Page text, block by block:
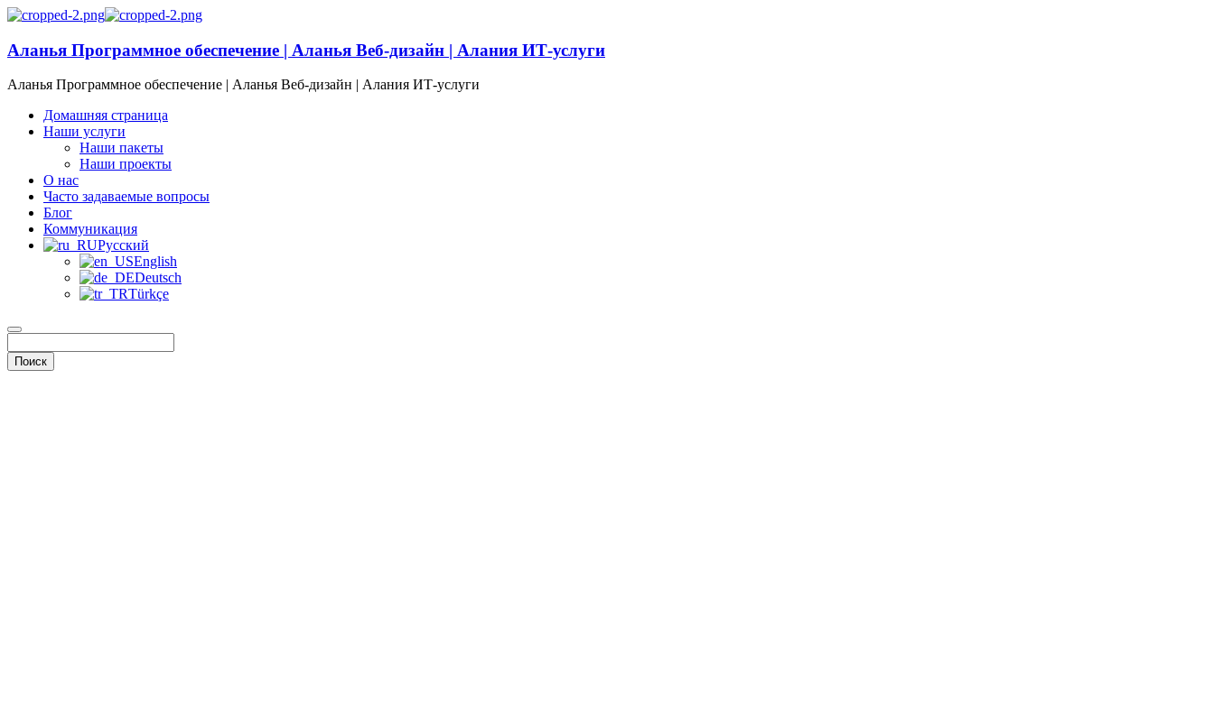
Аланья Программное обеспечение | Аланья Веб-дизайн | Алания ИТ-услуги
Аланья Программное обеспечение | Аланья Веб-дизайн | Алания ИТ-услуги
Домашняя страница
Наши услуги
Наши пакеты
Наши проекты
О нас
Часто задаваемые вопросы
Блог
Коммуникация
Русский
English
Deutsch
Türkçe